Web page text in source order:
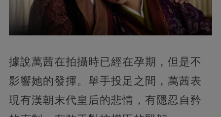
據說萬茜在拍攝時已經在孕期，但是不
影響她的發揮。舉手投足之間，萬茜表
現有漢朝末代皇后的悲情，有隱忍自矜